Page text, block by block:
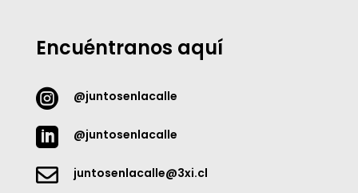
Encuéntranos aquí
 @juntosenlacalle
 @juntosenlacalle
 juntosenlacalle@3xi.cl